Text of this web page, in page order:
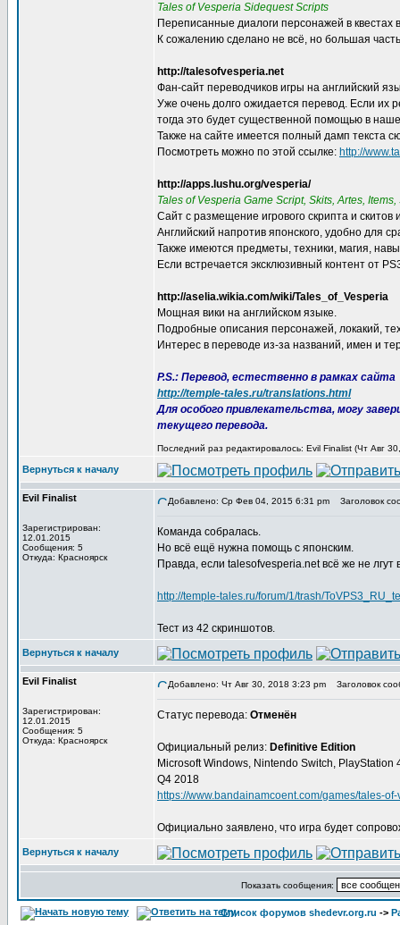
Tales of Vesperia Sidequest Scripts
Переписанные диалоги персонажей в квестах
К сожалению сделано не всё, но большая
http://talesofvesperia.net
Фан-сайт переводчиков игры на английский
Уже очень долго ожидается перевод. Если их
тогда это будет существенной помощью в
Также на сайте имеется полный дамп текста
Посмотреть можно по этой ссылке: http://
http://apps.lushu.org/vesperia/
Tales of Vesperia Game Script, Skits, Artes,
Сайт с размещение игрового скрипта и скитов
Английский напротив японского, удобно для
Также имеются предметы, техники, магия,
Если встречается эксклюзивный контент от
http://aselia.wikia.com/wiki/Tales_of_Vesperia
Мощная вики на английском языке.
Подробные описания персонажей, локакий,
Интерес в переводе из-за названий, имен и
P.S.: Перевод, естественно в рамках сайта
http://temple-tales.ru/translations.html
Для особого привлекательства, могу
текущего перевода.
Последний раз редактировалось: Evil Finalist (Чт Авг
Вернуться к началу
Evil Finalist
Зарегистрирован:
12.01.2015
Сообщения: 5
Откуда: Красноярск
Добавлено: Ср Фев 04, 2015 6:31 pm Заголовок
Команда собралась.
Но всё ещё нужна помощь с японским.
Правда, если talesofvesperia.net всё же не
http://temple-tales.ru/forum/1/trash/
Тест из 42 скриншотов.
Вернуться к началу
Evil Finalist
Зарегистрирован:
12.01.2015
Сообщения: 5
Откуда: Красноярск
Добавлено: Чт Авг 30, 2018 3:23 pm Заголовок
Статус перевода: Отменён
Официальный релиз: Definitive Edition
Microsoft Windows, Nintendo Switch, PlayStation
Q4 2018
https://www.bandainamcoent.com/games/tales-
Официально заявлено, что игра будет
Вернуться к началу
Показать сообщения:
Список форумов shedevr.org.ru ->